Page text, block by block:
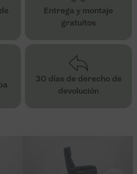
Entrega y montaje
gratuitos
30 días de derecho de
devolución